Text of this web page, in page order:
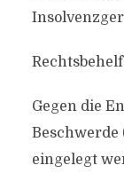
Gegen die
Beschwerde
eingelegt